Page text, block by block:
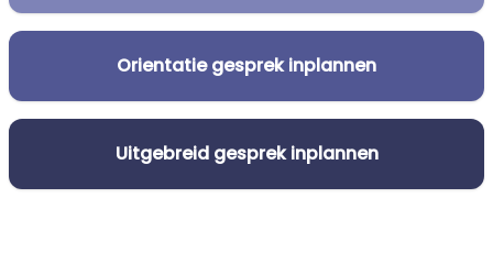
Orientatie gesprek inplannen
Uitgebreid gesprek inplannen